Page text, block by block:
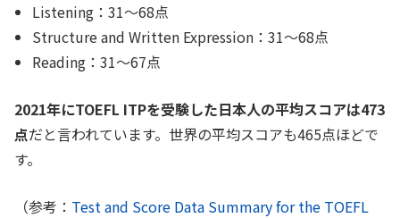
Listening：31～68点
Structure and Written Expression：31～68点
Reading：31～67点
2021年にTOEFL ITPを受験した日本人の平均スコアは473
点だと言われています。世界の平均スコアも465点ほどで
す。
（参考： Test and Score Data Summary for the TOEFL